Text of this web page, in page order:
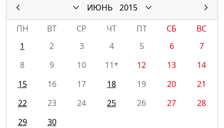
ИЮНЬ
2015
ПН
ВТ СР ЧТ ПТ СБ
ВС
1
2 3 4 5 6
7
8
9 10 11* 12 13
14
15
16 17 18 19 20
21
22
23 24 25 26 27
28
29
30